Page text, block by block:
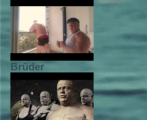
Brüder